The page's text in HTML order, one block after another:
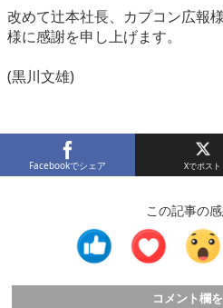
改めて辻本社長、カプコン広報
様に感謝を申し上げます。
(黒川文雄)
Facebookでシェア
この記事の
コメント欄